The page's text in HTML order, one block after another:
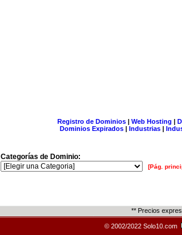
Registro de Dominios| Web Hosting |
Dominios Expirados | Industrias |
Categorías de Dominio:
[Pág.
** Precios
© 2002/2022 Solo10.com